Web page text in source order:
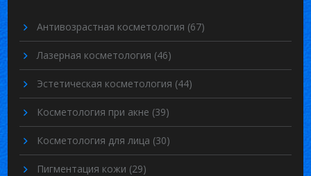
Антивозрастная косметология (67)
Лазерная косметология (46)
Эстетическая косметология (44)
Косметология при акне (39)
Косметология для лица (30)
Пигментация кожи (29)